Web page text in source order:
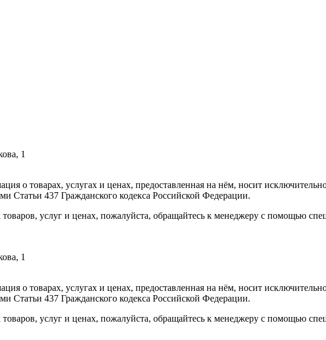
1
о товарах, услугах и ценах, предоставленная на нём, носит
Статьи 437 Гражданского кодекса Российской Федерации.
услуг и ценах, пожалуйста, обращайтесь к менеджеру с помощью
1
о товарах, услугах и ценах, предоставленная на нём, носит
Статьи 437 Гражданского кодекса Российской Федерации.
услуг и ценах, пожалуйста, обращайтесь к менеджеру с помощью